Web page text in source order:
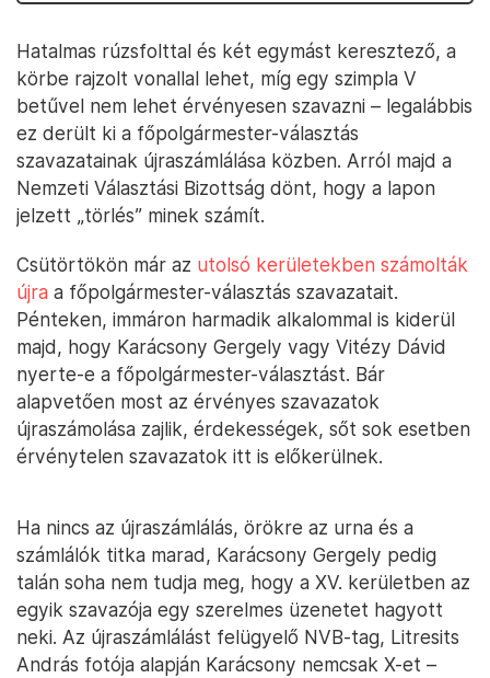
Hatalmas rúzsfolttal és két egymást keresztező, a
körbe rajzolt vonallal lehet, míg egy szimpla V
betűvel nem lehet érvényesen szavazni – legalábbis
ez derült ki a főpolgármester-választás
szavazatainak újraszámlálása közben. Arról majd a
Nemzeti Választási Bizottság dönt, hogy a lapon
jelzett „törlés” minek számít.
Csütörtökön már az utolsó kerületekben számolták
újra a főpolgármester-választás szavazatait.
Pénteken, immáron harmadik alkalommal is kiderül
majd, hogy Karácsony Gergely vagy Vitézy Dávid
nyerte-e a főpolgármester-választást. Bár
alapvetően most az érvényes szavazatok
újraszámolása zajlik, érdekességek, sőt sok esetben
érvénytelen szavazatok itt is előkerülnek.
Ha nincs az újraszámlálás, örökre az urna és a
számlálók titka marad, Karácsony Gergely pedig
talán soha nem tudja meg, hogy a XV. kerületben az
egyik szavazója egy szerelmes üzenetet hagyott
neki. Az újraszámlálást felügyelő NVB-tag, Litresits
András fotója alapján Karácsony nemcsak X-et –